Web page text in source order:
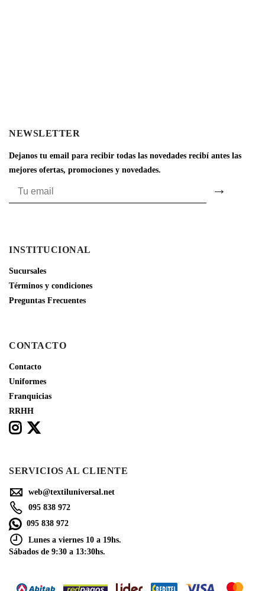
NEWSLETTER
Dejanos tu email para recibir todas las novedades recibí antes las
mejores ofertas, promociones y novedades.
INSTITUCIONAL
Sucursales
Términos y condiciones
Preguntas Frecuentes
CONTACTO
Contacto
Uniformes
Franquicias
RRHH
SERVICIOS AL CLIENTE
web@textiluniversal.net
095 838 972
095 838 972
Lunes a viernes 10 a 19hs.
Sábados de 9:30 a 13:30hs.